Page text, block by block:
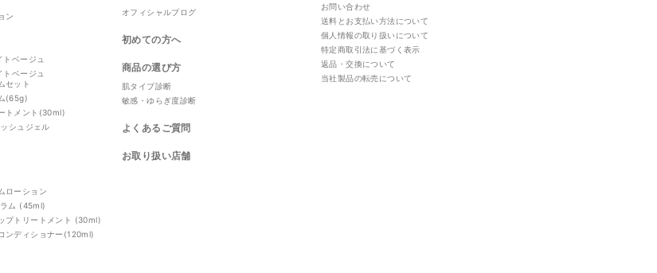
ン
ベージュ
ベージュ
セット
(65g)
トメント(30ml)
シュジェル
ローション
ラム (45ml)
プトリートメント (30ml)
ンディショナー(120ml)
オフィシャルプログ
初めての方へ
商品の選び方
肌タイプ診断
敏感・ゆらぎ度診断
よくあるご質問
お取り扱い店舗
お問い合わせ
送料とお支払い方法について
個人情報の取り扱いについて
特定商取引法に基づく表示
返品・交換について
当社製品の転売について